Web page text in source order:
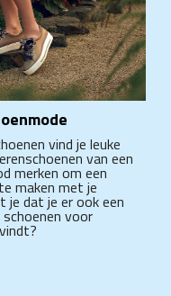
vind je leuke
van een
merken om een
maken met je
je dat je er ook een
voor